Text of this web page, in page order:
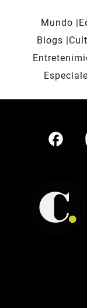
Mundo
Blogs